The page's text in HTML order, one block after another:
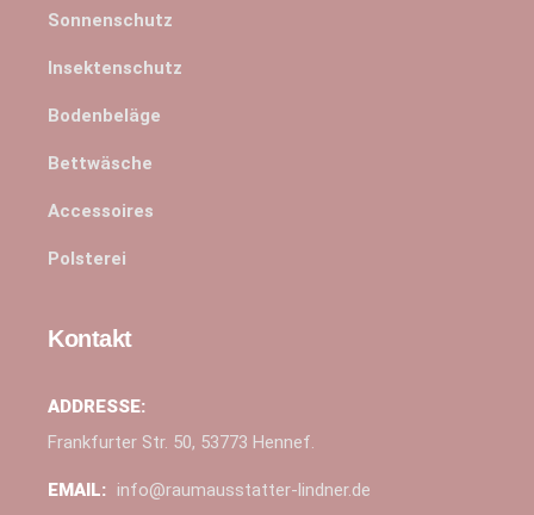
Sonnenschutz
Insektenschutz
Bodenbeläge
Bettwäsche
Accessoires
Polsterei
Kontakt
ADDRESSE:
Frankfurter Str. 50, 53773 Hennef.
EMAIL: info@raumausstatter-lindner.de